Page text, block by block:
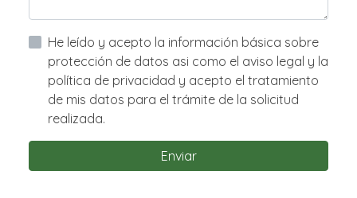
He leído y acepto la información básica sobre
protección de datos asi como el aviso legal y la
política de privacidad y acepto el tratamiento
de mis datos para el trámite de la solicitud
realizada.
Enviar